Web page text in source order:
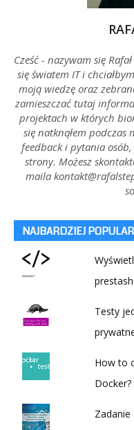
Cześć - nazywam się
się światem IT i
moją wiedzę oraz
zamieszczać tutaj
projektach w których
się natknąłem podczas
feedback i pytania
strony. Możesz
maila
NAJBARDZIEJ
Testy
How to